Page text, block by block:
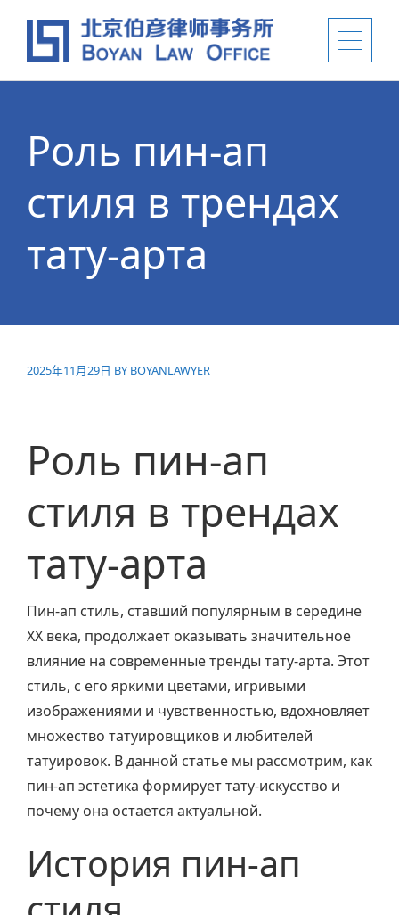
Роль пин-ап
стиля в трендах
тату-арта
2025年11月29日 BY BOYANLAWYER
Роль пин-ап
стиля в трендах
тату-арта
Пин-ап стиль, ставший популярным в середине
XX века, продолжает оказывать значительное
влияние на современные тренды тату-арта. Этот
стиль, с его яркими цветами, игривыми
изображениями и чувственностью, вдохновляет
множество татуировщиков и любителей
татуировок. В данной статье мы рассмотрим, как
пин-ап эстетика формирует тату-искусство и
почему она остается актуальной.
История пин-ап